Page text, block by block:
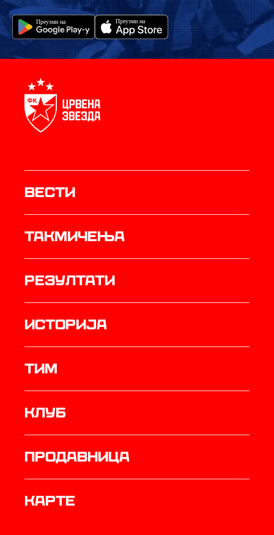
Вести
Такмичења
резултати
историја
ТИМ
Клуб
продавница
Карте